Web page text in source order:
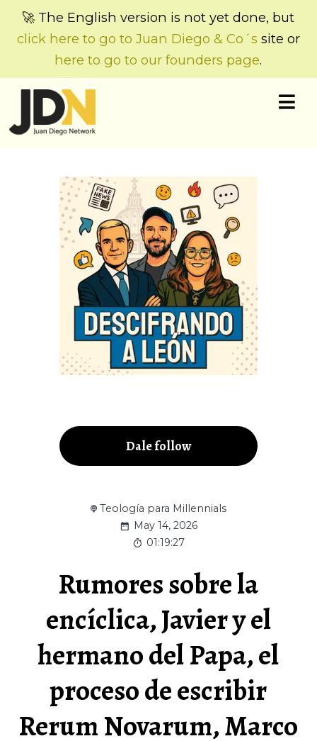
🚀 The English version is not yet done, but
click here to go to Juan Diego & Co´s site or
here to go to our founders page.
Dale follow
Teología para Millennials
May 14, 2026
01:19:27
Rumores sobre la
encíclica, Javier y el
hermano del Papa, el
proceso de escribir
Rerum Novarum, Marco